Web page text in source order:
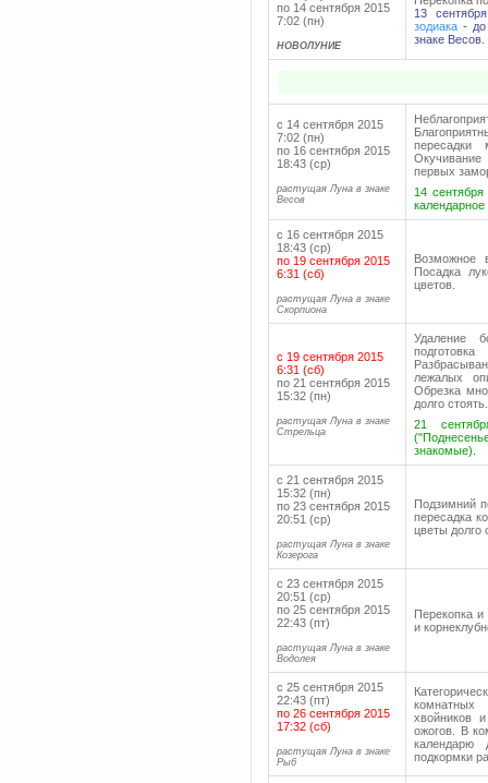
по 14 сентября 2015
7:02 (пн)
НОВОЛУНИЕ
13
зодиака - до
знаке Весов.
с 14 сентября 2015
7:02 (пн)
по 16 сентября 2015
18:43 (ср)
растущая Луна в знаке
Весов
пересадки
первых
14
календарное
с 16 сентября 2015
18:43 (ср)
по 19 сентября 2015
6:31 (сб)
растущая Луна в знаке
Скорпиона
Возможное
Посадка
цветов.
с 19 сентября 2015
6:31 (сб)
по 21 сентября 2015
15:32 (пн)
растущая Луна в знаке
Стрельца
Удаление
лежалых
Обрезка
долго стоять.
21
знакомые).
с 21 сентября 2015
15:32 (пн)
по 23 сентября 2015
20:51 (ср)
растущая Луна в знаке
Козерога
Подзимний
пересадка
цветы долго
с 23 сентября 2015
20:51 (ср)
по 25 сентября 2015
22:43 (пт)
растущая Луна в знаке
Водолея
Перекопка
и
с 25 сентября 2015
22:43 (пт)
по 26 сентября 2015
17:32 (сб)
растущая Луна в знаке
Рыб
комнатных
хвойников
ожогов. В
календарю
подкормки